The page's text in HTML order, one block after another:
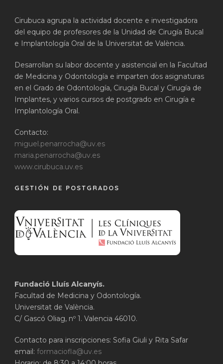
Cirubuca agrupa la actividad docente e investigadora
del equipo de profesores de la Unidad de Cirugía Bucal
e Implantología Oral de la Universitat de València.
Desarrollan su labor docente y asistencial en la Facultad
de Medicina y Odontología e imparten dos asignaturas
en el Grado de Odontología, Cirugía Bucal y Cirugía de
Implantes, y varios cursos de postgrado en Cirugía e
Implantología Oral.
Contacto:
miguel.penarrocha@uv.es
maria.penarrocha@uv.es
www.cirubuca.uv.es
GESTIÓN DE POSTGRADOS
Fundació Lluís Alcanyís.
Facultad de Medicina y Odontología.
Universitat de València.
C/ Gascó Oliag, nº 1. Valencia 46010.
Contacto para inscripciones: Sofia Giuli y Rita Safar
email: formaciofla@uv.es